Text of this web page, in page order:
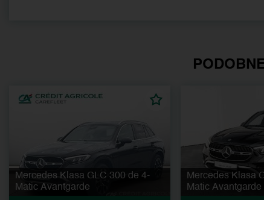
Mercedes Klasa GLC 300 de 4-
Matic Avantgarde
Mercedes Klasa
Matic Avantgarde